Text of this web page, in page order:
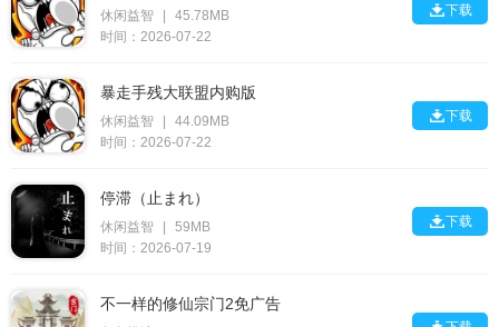
休闲益智
45.78MB
时间：2026-07-22
下载
暴走手残大联盟内购版
休闲益智
44.09MB
时间：2026-07-22
下载
停滞（止まれ）
休闲益智
59MB
时间：2026-07-19
下载
不一样的修仙宗门2免广告